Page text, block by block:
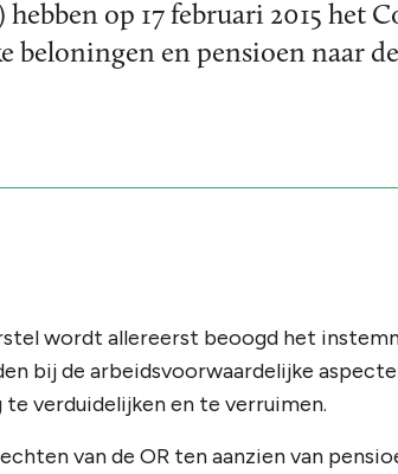
op 17 februari 2015 het
en pensioen naar
wordt allereerst beoogd het
bij de arbeidsvoorwaardelijke
verduidelijken en te verruimen.
van de OR ten aanzien van